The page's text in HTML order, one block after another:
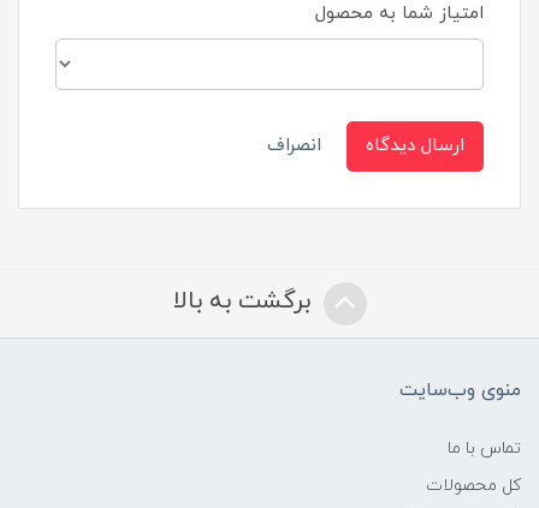
امتیاز شما به محصول
ارسال دیدگاه انصراف
برگشت به بالا
منوی وب‌سایت
تماس با ما
کل محصولات